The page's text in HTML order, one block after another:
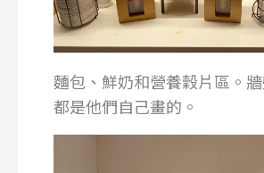
麵包、鮮奶和營養穀片區。
都是他們自己畫的。